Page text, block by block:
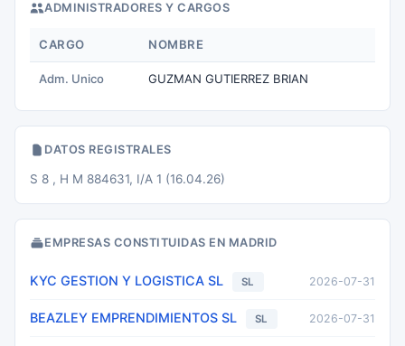
ADMINISTRADORES Y CARGOS
CARGO NOMBRE
Adm. Unico GUZMAN GUTIERREZ BRIAN
DATOS REGISTRALES
S 8 , H M 884631, I/A 1 (16.04.26)
EMPRESAS CONSTITUIDAS EN MADRID
KYC GESTION Y LOGISTICA SL SL 2026-07-31
BEAZLEY EMPRENDIMIENTOS SL SL 2026-07-31